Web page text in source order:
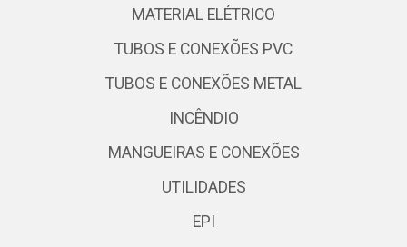
MATERIAL ELÉTRICO
TUBOS E CONEXÕES PVC
TUBOS E CONEXÕES METAL
INCÊNDIO
MANGUEIRAS E CONEXÕES
UTILIDADES
EPI